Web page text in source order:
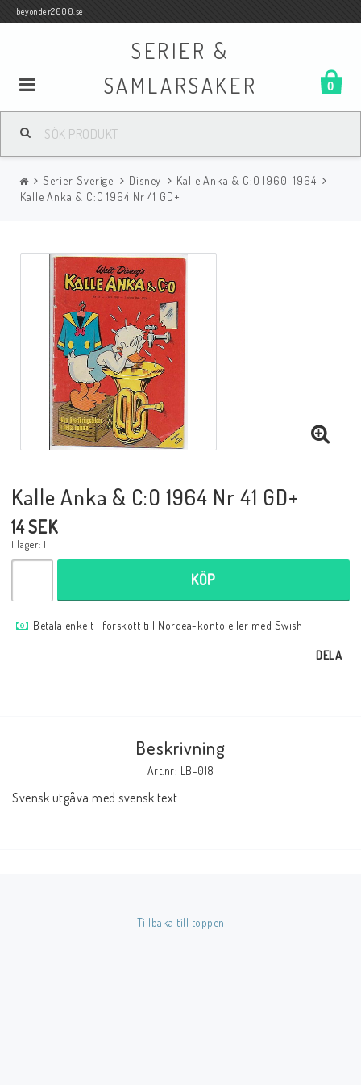
beyonder2000.se
SERIER &
SAMLARSAKER
0
Samlar- och Spelkort
Serier
Böcker
Musik
Mynt och Sedlar
Samlartillbehör
Kontaktformulär
Betala enkelt i förskott till konto i Nordea eller med Swish.
Serier Sverige Disney
Kalle Anka & C:O 1960-1964
Kalle Anka & C:O 1964 Nr 41 GD+
Kalle Anka & C:O 1964 Nr 41 GD+
14 SEK
I lager: 1
KÖP
Betala enkelt i förskott till Nordea-konto eller med Swish
DELA
Beskrivning
Art.nr: LB-018
Svensk utgåva med svensk text.
Tillbaka till toppen